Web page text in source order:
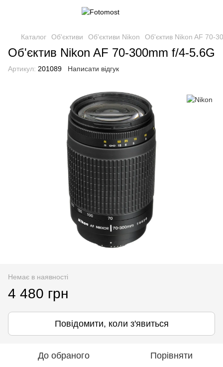
Каталог Об'єктиви Об'єктиви Nikon Об'єктив Nikon AF 70-
Об'єктив Nikon AF 70-300mm f/4-5.6G
Артикул: 201089 Написати відгук
Немає в наявності
4 480 грн
Повідомити, коли з'явиться
До обраного Порівняти